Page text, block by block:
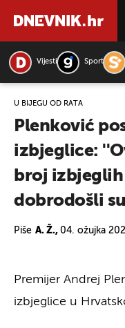
Vijesti Sport
U BIJEGU OD RATA
Plenković
izbjeglice:
broj izbjeglih
dobrodošli
Piše A. Ž., 04. ožujka
Premijer Andrej
izbjeglice u
PRETRAŽITE VIJESTI